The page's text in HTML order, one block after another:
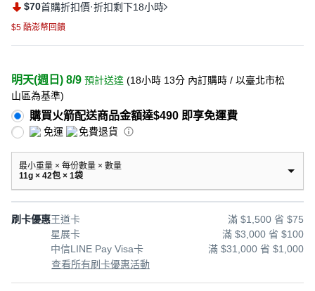
$70首購折扣價·折扣剩下18小時
$5 酷澎幣回饋
明天(週日) 8/9 預計送達 (18小時 13分 內訂購時 / 以臺北市松
山區為基準)
購買火箭配送商品金額達$490 即享免運費
免運 免費退貨
最小重量 × 每份數量 × 數量
11g × 42包 × 1袋
刷卡優惠王道卡
滿 $1,500 省 $75
星展卡
滿 $3,000 省 $100
中信LINE Pay Visa卡
滿 $31,000 省 $1,000
查看所有刷卡優惠活動